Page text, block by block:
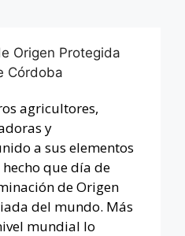
agricultores,
y
a sus elementos
que día de
de Origen
del mundo. Más
mundial lo